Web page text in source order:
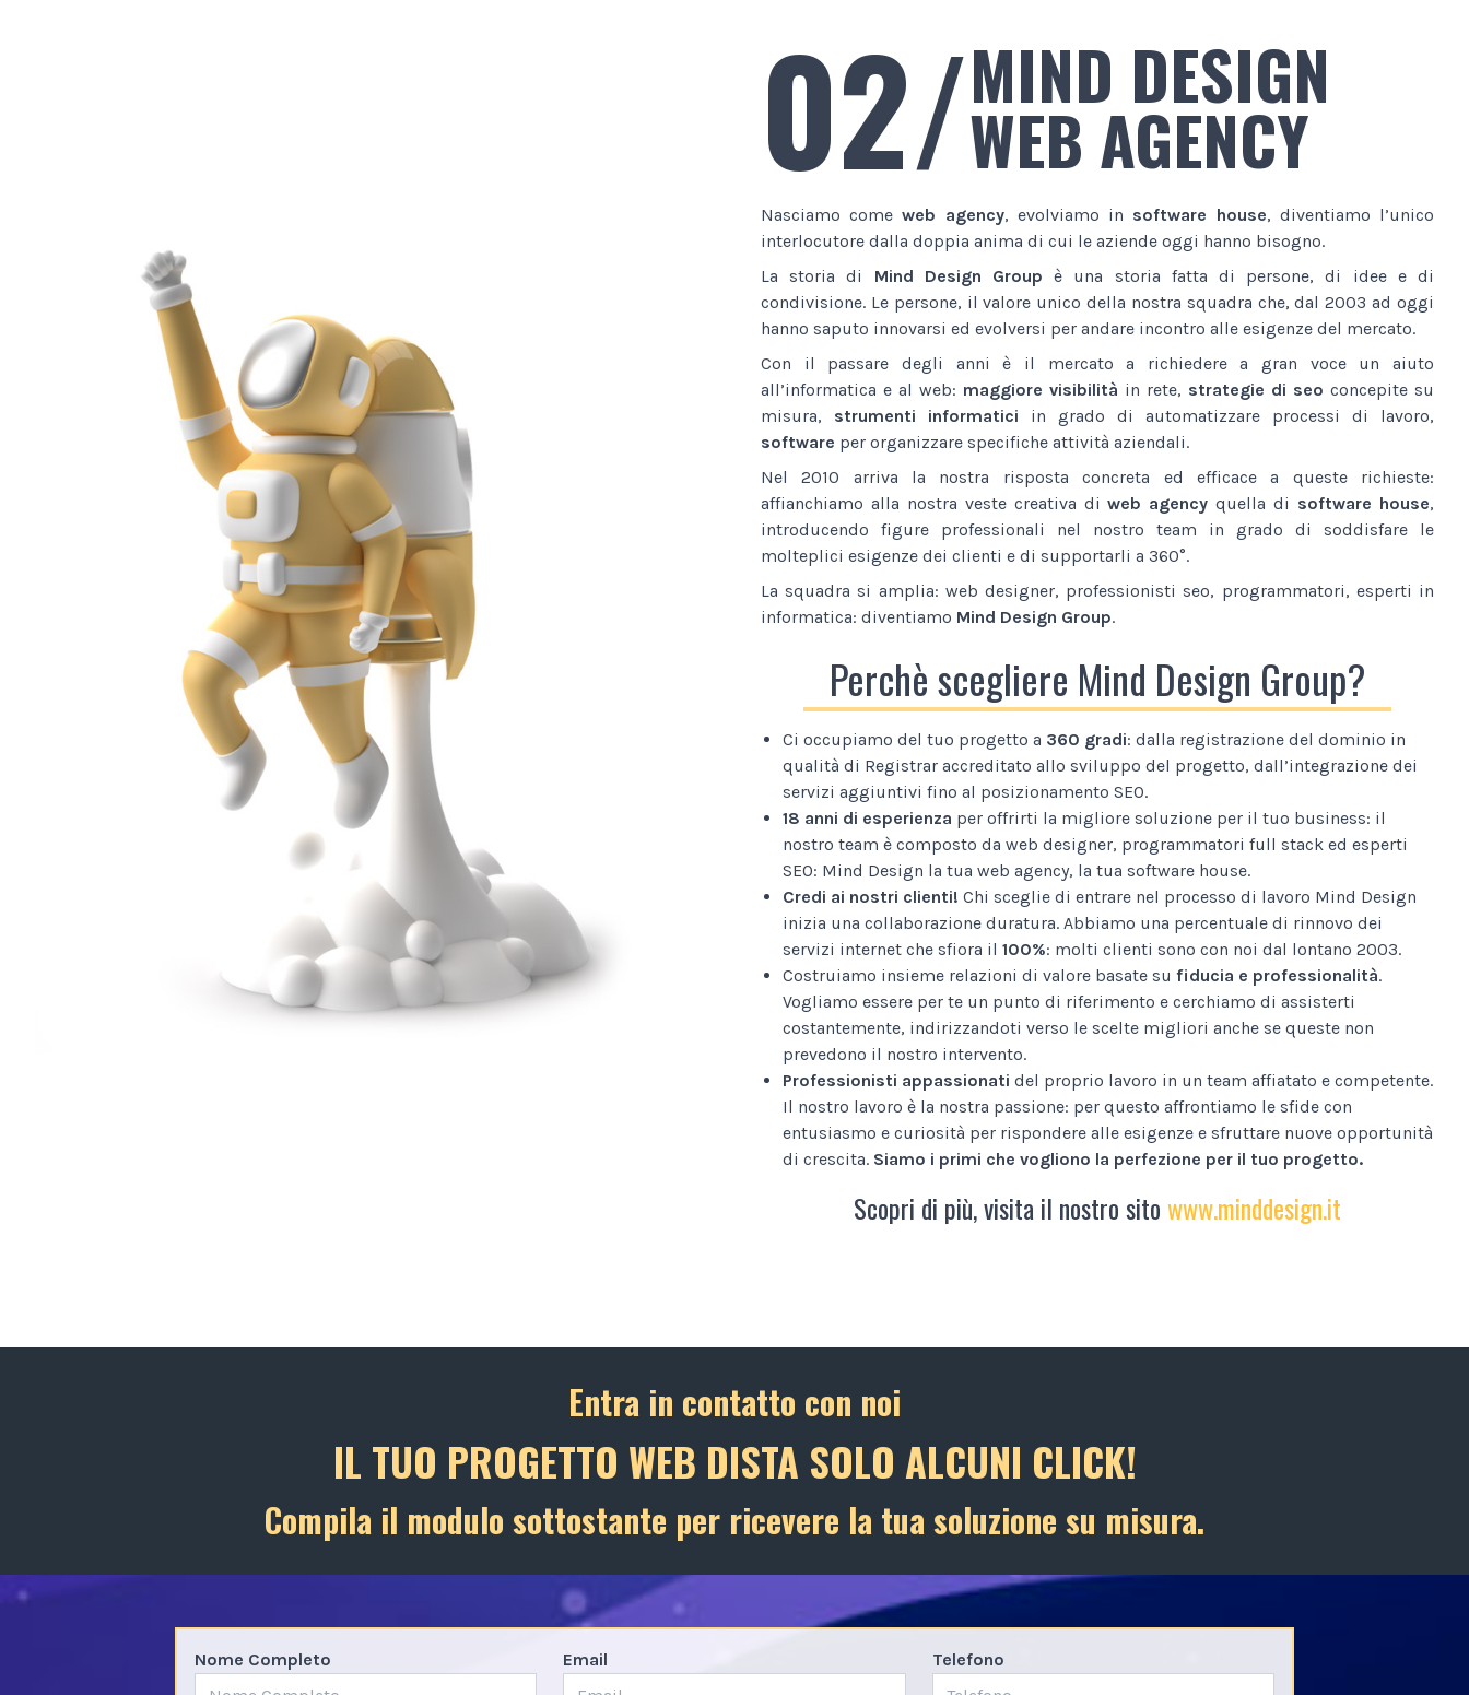
02/MIND DESIGN
WEB AGENCY
Nasciamo comeweb agency, evolviamo in software house, diventiamo l’unico
interlocutore dalla doppia anima di cui le aziende oggi hanno bisogno.
La storia di Mind Design Group è una storia fatta di persone, di idee e di
condivisione. Le persone, il valore unico della nostra squadra che, dal 2003 ad oggi
hanno saputo innovarsi ed evolversi per andare incontro alle esigenze del mercato.
Con il passare degli anni è il mercato a richiedere a gran voce un aiuto
all’informatica e al web: maggiore visibilità in rete, strategie di seo concepite su
misura, strumenti informatici in grado di automatizzare processi di lavoro,
software per organizzare specifiche attività aziendali.
Nel 2010 arriva la nostra risposta concreta ed efficace a queste richieste:
affianchiamo alla nostra veste creativa diweb agency quella di software house,
introducendo figure professionali nel nostro team in grado di soddisfare le
molteplici esigenze dei clienti e di supportarli a 360°.
La squadra si amplia: web designer, professionisti seo, programmatori, esperti in
informatica: diventiamo Mind Design Group.
Perchè scegliere Mind Design Group?
Ci occupiamo del tuo progetto a 360 gradi: dalla registrazione del dominio in
qualità di Registrar accreditato allo sviluppo del progetto, dall’integrazione dei
servizi aggiuntivi fino al posizionamento SEO.
18 anni di esperienza per offrirti la migliore soluzione per il tuo business: il
nostro team è composto da web designer, programmatori full stack ed esperti
SEO: Mind Design la tua web agency, la tua software house.
Credi ai nostri clienti! Chi sceglie di entrare nel processo di lavoro Mind Design
inizia una collaborazione duratura. Abbiamo una percentuale di rinnovo dei
servizi internet che sfiora il 100%: molti clienti sono con noi dal lontano 2003.
Costruiamo insieme relazioni di valore basate su fiducia e professionalità.
Vogliamo essere per te un punto di riferimento e cerchiamo di assisterti
costantemente, indirizzandoti verso le scelte migliori anche se queste non
prevedono il nostro intervento.
Professionisti appassionati del proprio lavoro in un team affiatato e competente.
Il nostro lavoro è la nostra passione: per questo affrontiamo le sfide con
entusiasmo e curiosità per rispondere alle esigenze e sfruttare nuove opportunità
di crescita. Siamo i primi che vogliono la perfezione per il tuo progetto.
Scopri di più, visita il nostro sitowww.minddesign.it
Entra in contatto con noi
IL TUO PROGETTO WEB DISTA SOLO ALCUNI CLICK!
Compila il modulo sottostante per ricevere la tua soluzione su misura.
Nome Completo Email Telefono